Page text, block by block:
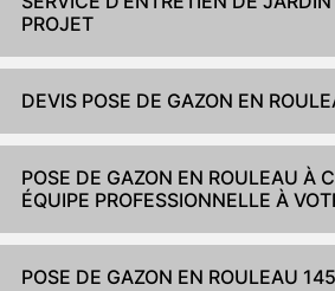
PROJET
DEVIS POSE DE GAZON EN
POSE DE GAZON EN ROULEAU À
ÉQUIPE PROFESSIONNELLE À
POSE DE GAZON EN ROULEAU